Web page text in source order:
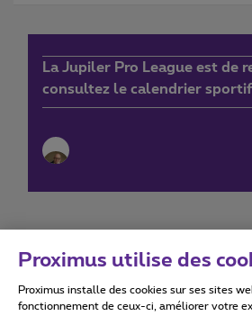
La Jupiler Pro League est de
consultez le calendrier
Conditions d'utilisation
Proximus utilise des
Proximus installe des cookies sur ses sites
fonctionnement de ceux-ci, améliorer votre